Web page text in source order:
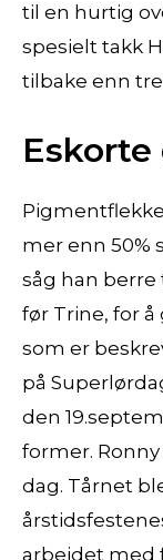
til en hurtig
spesielt takk
tilbake enn
mer enn 50%
såg han berre
før Trine, for
som er
på
den
former.
dag. Tårnet
arbeidet med